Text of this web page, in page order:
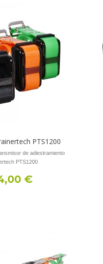
PTS1200
de adiestramiento
PTS1200
€